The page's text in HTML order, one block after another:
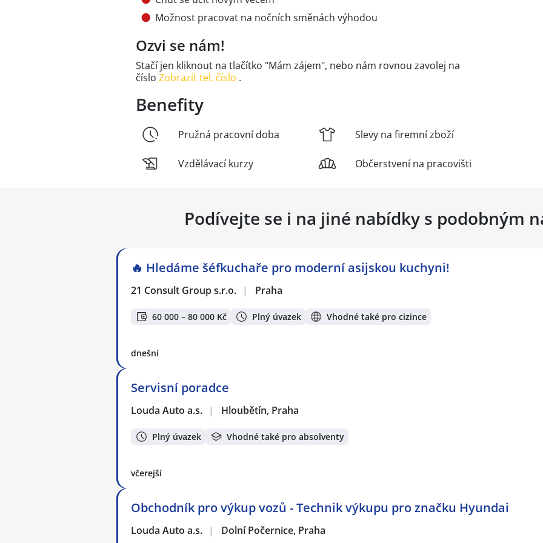
Možnost pracovat na nočních směnách výhodou
Ozvi se nám!
Stačí jen kliknout na tlačítko "Mám zájem", nebo nám rovnou zavolej na
číslo Zobrazit tel. číslo .
Benefity
Pružná pracovní doba
Vzdělávací kurzy
Slevy na firemní zboží
Občerstvení na pracovišti
Podívejte se i na jiné nabídky s podobným
🔥 Hledáme šéfkuchaře pro moderní asijskou kuchyni!
21 Consult Group s.r.o. | Praha
60 000 – 80 000 Kč Plný úvazek Vhodné také pro cizince
dnešní
Servisní poradce
Louda Auto a.s. | Hloubětín, Praha
Plný úvazek Vhodné také pro absolventy
včerejší
Obchodník pro výkup vozů - Technik výkupu pro značku Hyundai
Louda Auto a.s. | Dolní Počernice, Praha